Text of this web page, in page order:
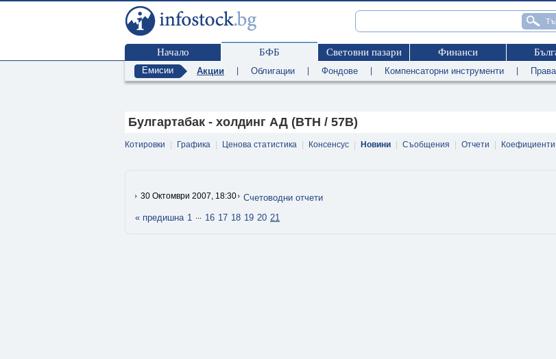
Начало БФБ Световни пазари Финанси
Емисии Акции Облигации Фондове Компенсаторни инструменти Права
Булгартабак - холдинг АД (BTH / 57B)
Котировки Графика Ценова статистика Консенсус Новини Съобщения Отчети Коефициенти
30 Октомври 2007, 18:30
Счетоводни отчети
« предишна 1 ... 16 17 18 19 20 21